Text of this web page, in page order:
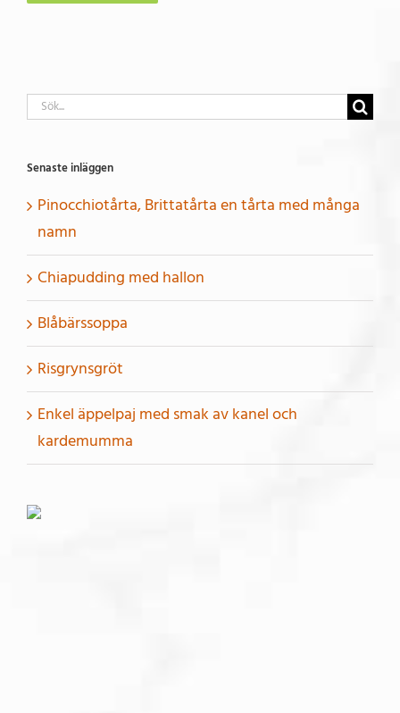
Sök
Senaste inläggen
Pinocchiotårta, Brittatårta en tårta med många
namn
Chiapudding med hallon
Blåbärssoppa
Risgrynsgröt
Enkel äppelpaj med smak av kanel och
kardemumma